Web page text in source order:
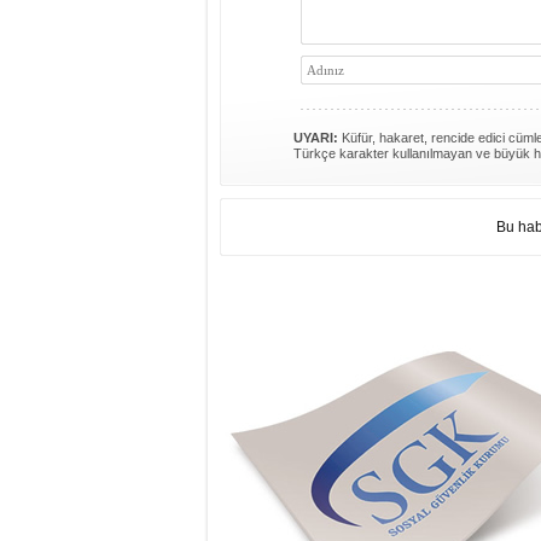
UYARI: Küfür, hakaret, rencide edici
Türkçe karakter kullanılmayan ve büyük
Bu